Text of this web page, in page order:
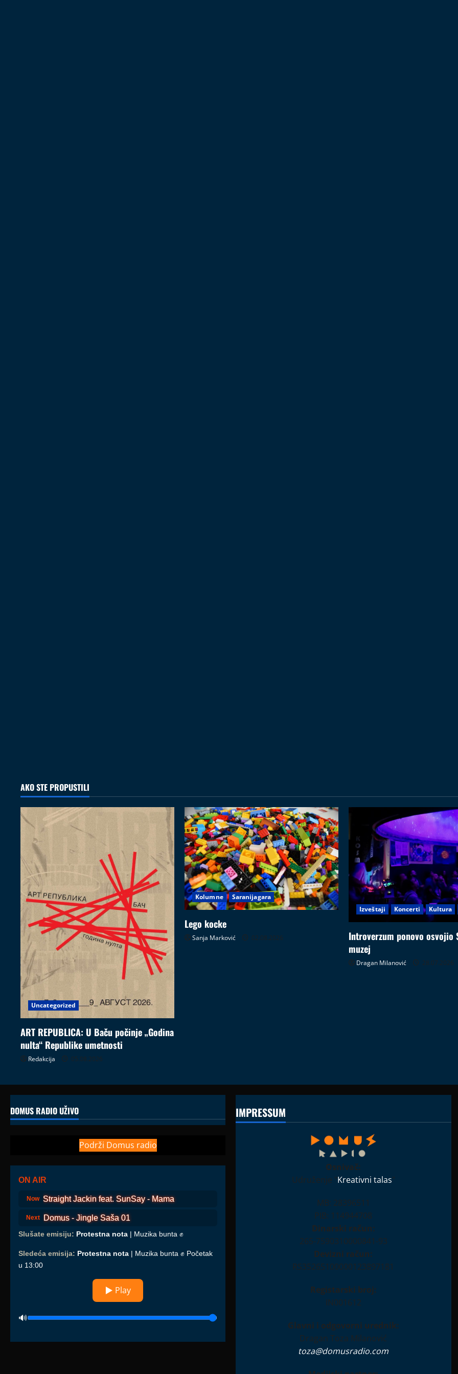
AKO STE PROPUSTILI
Uncategorized
ART REPUBLICA: U Baču počinje „Godina
nulta“ Republike umetnosti
Redakcija 05.08.2026
Kolumne Saranijagara
Lego kocke
Sanja Marković 02.08.2026
Izveštaji Koncerti Kultura
Introverzum ponovo osvojio
muzej
Dragan Milanović 28.07.2026
DOMUS RADIO UŽIVO
Podrži Domus radio
ON AIR
Now Straight Jackin feat. SunSay - Mama
Next Domus - Jingle Saša 01
Slušate emisiju: Protestna nota | Muzika bunta ✊
Sledeća emisija: Protestna nota | Muzika bunta ✊ Početak
u 13:00
▶ Play
IMPRESSUM
Osnivač:
Udruženje "Kreativni talas"
MB: 28396511
PIB: 114944708
Dinarski račun:
265-7590310000841-93
Devizni račun:
RS35265100000123897181
Registarski broj:
IN001612
Glavni i odgovorni urednik:
Dragan Toza Milanović
toza@domusradio.com